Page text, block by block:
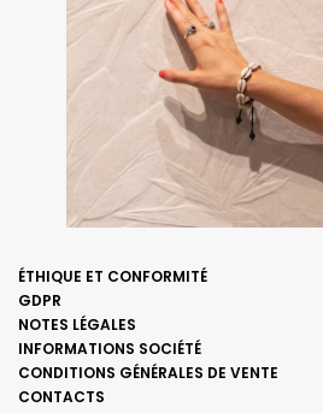
ÉTHIQUE ET CONFORMITÉ
GDPR
NOTES LÉGALES
INFORMATIONS SOCIÉTÉ
CONDITIONS GÉNÉRALES DE VENTE
CONTACTS